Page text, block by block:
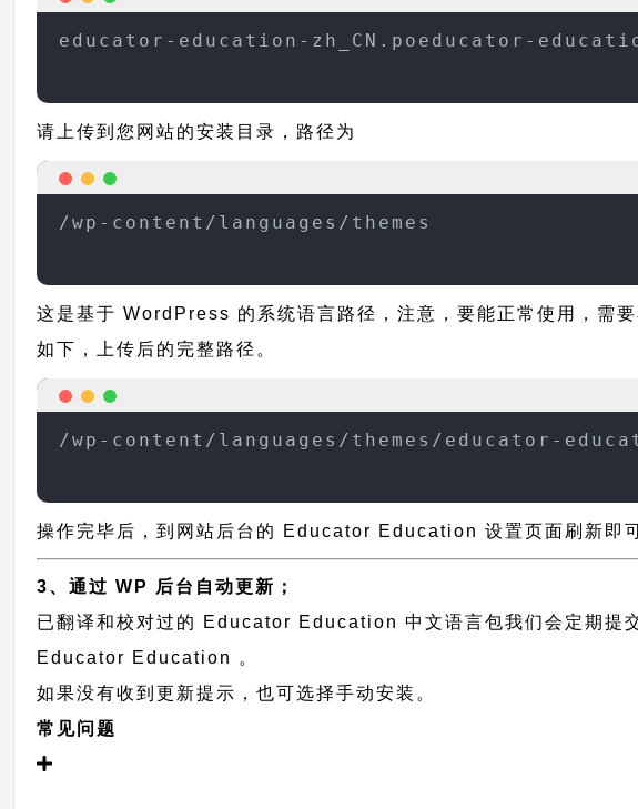
educator-education-zh_CN.poeducator-
请上传到您网站的安装目录，路径为
/wp-content/languages/themes
这是基于 WordPress 的系统语言路径，注意，要能正常使用，
如下，上传后的完整路径。
/wp-content/languages/themes/educator-
操作完毕后，到网站后台的 Educator Education 设置页面刷新即
3、通过 WP 后台自动更新；
已翻译和校对过的 Educator Education 中文语言包我们会定期提
Educator Education 。
如果没有收到更新提示，也可选择手动安装。
常见问题